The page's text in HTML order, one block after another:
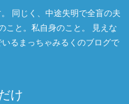
同じく、中途失明で全盲の夫
こと。私自身のこと。 見えな
るまっちゃみるくのブログで
け